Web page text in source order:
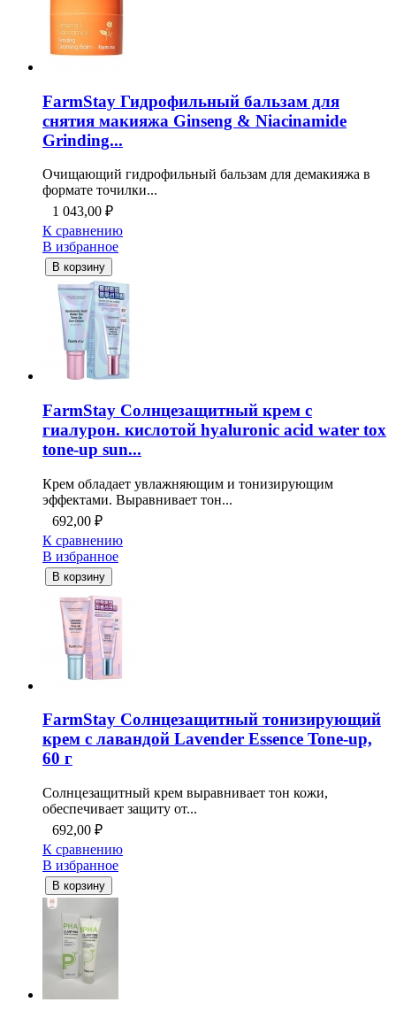
FarmStay Гидрофильный бальзам для
снятия макияжа Ginseng & Niacinamide
Grinding...
Очищающий гидрофильный бальзам для демакияжа в
формате точилки...
1 043,00 ₽
К сравнению
В избранное
В корзину
FarmStay Солнцезащитный крем с
гиалурон. кислотой hyaluronic acid water tox
tone-up sun...
Крем обладает увлажняющим и тонизирующим
эффектами. Выравнивает тон...
692,00 ₽
К сравнению
В избранное
В корзину
FarmStay Солнцезащитный тонизирующий
крем с лавандой Lavender Essence Tone-up,
60 г
Солнцезащитный крем выравнивает тон кожи,
обеспечивает защиту от...
692,00 ₽
К сравнению
В избранное
В корзину